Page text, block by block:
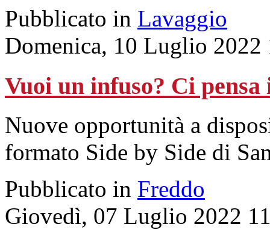
Pubblicato in Lavaggio
Domenica, 10 Luglio 2022
Vuoi un infuso? Ci
Nuove opportunità a
formato Side by Side di
Pubblicato in Freddo
Giovedì, 07 Luglio 2022